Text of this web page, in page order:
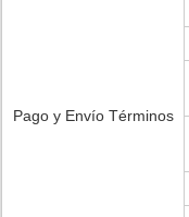
Pago y Envío Términos